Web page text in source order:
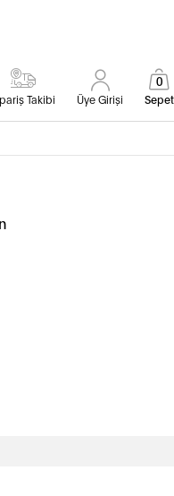
Takibi Üye Girişi Sepet
0